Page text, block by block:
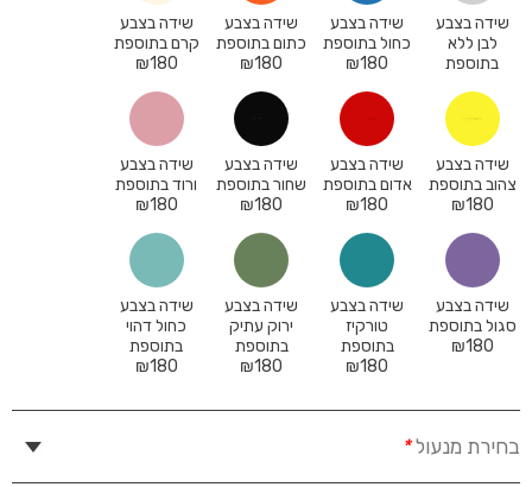
שידה בצבע
לבן ללא
בתוספת
שידה בצבע
כחול בתוספת
₪180
שידה בצבע
כתום בתוספת
₪180
שידה בצבע
קרם בתוספת
₪180
שידה בצבע
צהוב בתוספת
₪180
שידה בצבע
אדום בתוספת
₪180
שידה בצבע
שחור בתוספת
₪180
שידה בצבע
ורוד בתוספת
₪180
שידה בצבע
סגול בתוספת
₪180
שידה בצבע
טורקיז
בתוספת
₪180
שידה בצבע
ירוק עתיק
בתוספת
₪180
שידה בצבע
כחול דהוי
בתוספת
₪180
בחירת מנעול*